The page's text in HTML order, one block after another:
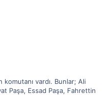
komutanı vardı. Bunlar; Ali
Paşa, Essad Paşa, Fahrettin